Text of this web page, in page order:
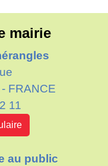
mairie
FRANCE
11
au public